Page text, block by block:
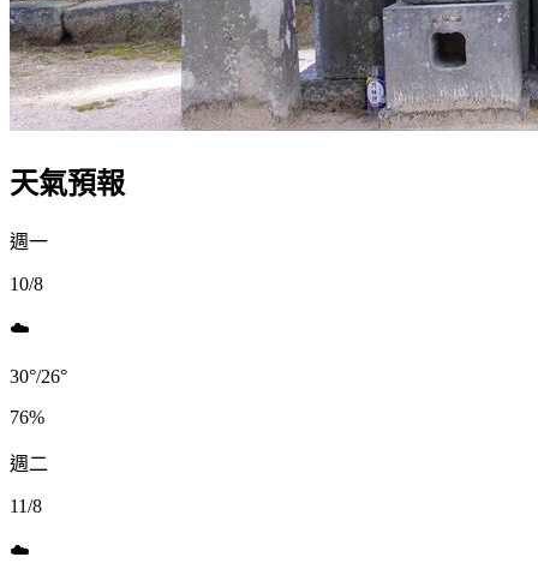
天氣預報
週一
10/8
☁️
30°/26°
76%
週二
11/8
☁️